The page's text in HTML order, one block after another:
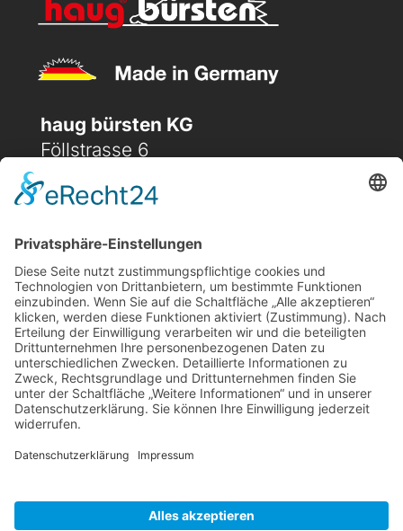
haug bürsten KG
Föllstrasse 6
D-86343 Königsbrunn
 (+49) 08231 / 96 30 96
 office@haugbuersten.de
Weitere Seiten
Hygienesortiment
Haushaltssortiment
Ansprechpartner
Jobs